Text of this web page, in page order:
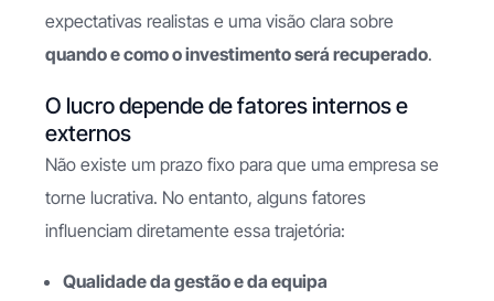
expectativas realistas e uma visão clara sobre
quando e como o investimento será recuperado.
O lucro depende de fatores internos e
externos
Não existe um prazo fixo para que uma empresa se
torne lucrativa. No entanto, alguns fatores
influenciam diretamente essa trajetória:
Qualidade da gestão e da equipa